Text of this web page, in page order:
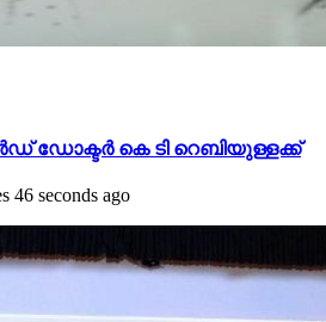
ഡോക്ടർ കെ ടി റെബിയുള്ളക്ക്
46 seconds ago